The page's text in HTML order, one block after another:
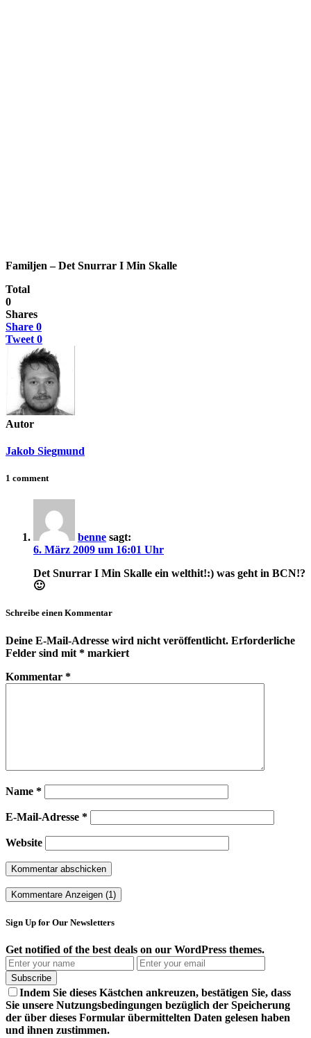
Familjen – Det Snurrar I Min Skalle
Total
0
Shares
Share 0
Tweet 0
Autor
Jakob Siegmund
1 comment
benne sagt:
6. März 2009 um 16:01 Uhr
Det Snurrar I Min Skalle ein welthit!:) was geht in BCN!?
🙂
Schreibe einen Kommentar
Deine E-Mail-Adresse wird nicht veröffentlicht. Erforderliche
Felder sind mit * markiert
Kommentar *
Name *
E-Mail-Adresse *
Website
Kommentare Anzeigen (1)
Sign Up for Our Newsletters
Get notified of the best deals on our WordPress themes.
Subscribe
Indem Sie dieses Kästchen ankreuzen, bestätigen Sie, dass
Sie unsere Nutzungsbedingungen bezüglich der Speicherung
der über dieses Formular übermittelten Daten gelesen haben
und ihnen zustimmen.